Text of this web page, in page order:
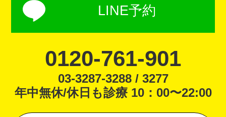
LINE予約
0120-761-901
03-3287-3288 / 3277
年中無休/休日も診療 10：00〜22:00